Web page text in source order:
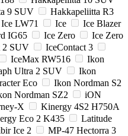
9 SUV
Hakkapeliitta R3
LW71 Ice
Ice Blazer
IG65 Ice Zero
Ice Zero
2 SUV
IceContact 3
IceMax RW516
Ikon
Ultra 2 SUV
Ikon
Eco
Ikon Nordman S2
Nordman SZ2
iON
X
Kinergy 4S2 H750A
Eco 2 K435
Latitude
Ice 2
MP-47 Hectorra 3